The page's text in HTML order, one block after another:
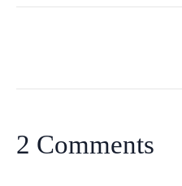
2 Comments